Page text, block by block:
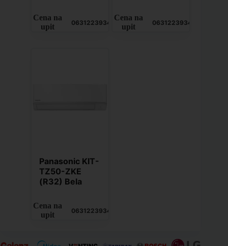
Cena na
upit
0631223934
Cena na
upit
0631223934
Panasonic KIT-
TZ50-ZKE
(R32) Bela
Cena na
upit
0631223934